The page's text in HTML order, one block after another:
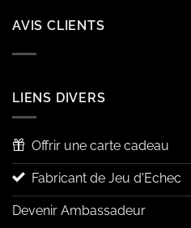
AVIS CLIENTS
LIENS DIVERS
Offrir une carte cadeau
Fabricant de Jeu d'Echec
Devenir Ambassadeur